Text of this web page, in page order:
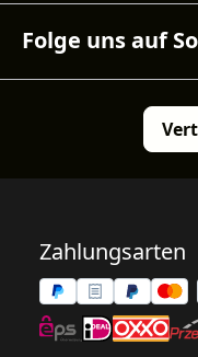
Folge uns auf
Zahlungsarten